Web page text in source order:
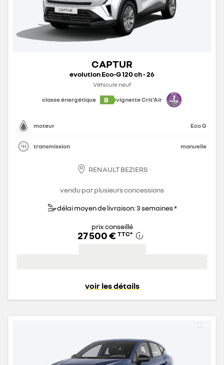
CAPTUR
evolution Eco-G 120 ch - 26
Véhicule neuf
classe énergétique
B vignette Crit'Air
moteur Eco G
transmission manuelle
RENAULT BEZIERS
vendu par plusieurs concessions
délai moyen de livraison: 3 semaines *
prix conseillé
27 500 € TTC*
voir les détails